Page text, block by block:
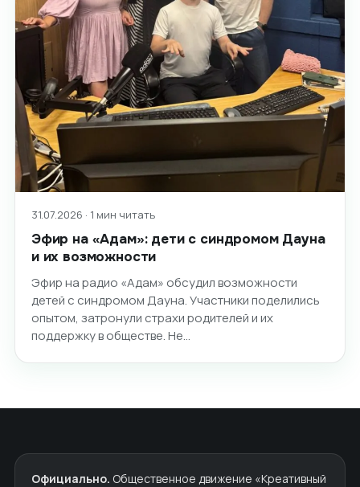
31.07.2026 · 1 мин читать
Эфир на «Адам»: дети с синдромом Дауна
и их возможности
Эфир на радио «Адам» обсудил возможности
детей с синдромом Дауна. Участники поделились
опытом, затронули страхи родителей и их
поддержку в обществе. Не…
Официально. Общественное движение «Креативный